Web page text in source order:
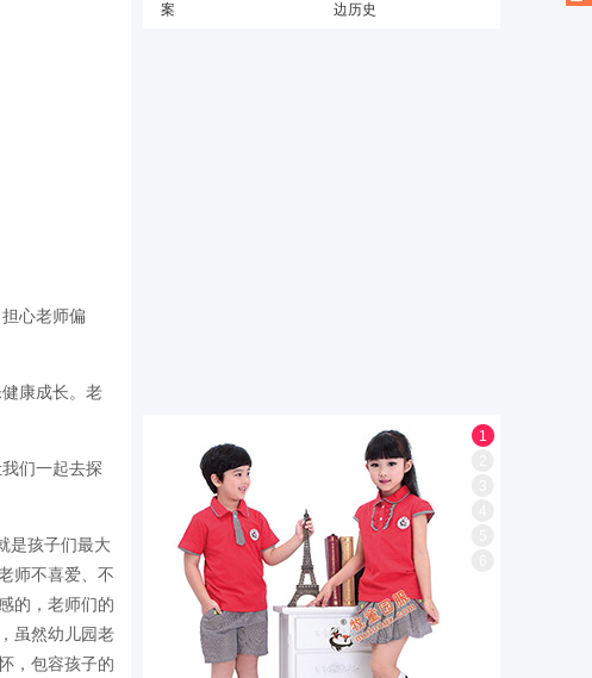
心老师偏
康成长。老
们一起去探
是孩子们最大
师不喜爱、不
的，老师们的
虽然幼儿园老
，包容孩子的
案
边历史
1